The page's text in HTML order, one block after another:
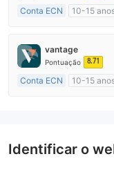
Conta ECN
10-15
Market Marketing (MM)
Etiqueta principal MT4
vantage
Pontuação 8.71
Conta ECN
10-15
Identificar o